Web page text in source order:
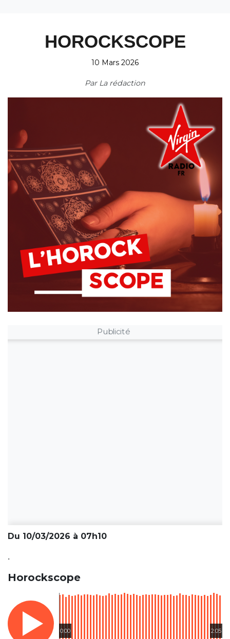
HOROCKSCOPE
10 Mars 2026
Par La rédaction
Publicité
Du 10/03/2026 à 07h10
.
Horockscope
0:00 2:05